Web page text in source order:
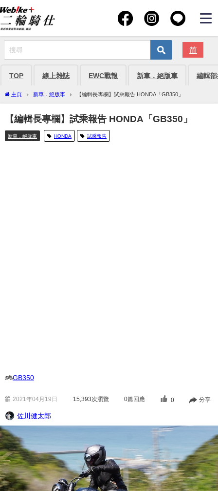
简
TOP 線上雜誌 EWC戰報 新車．絕版車 編輯
主頁 新車．絕版車 【編輯長專欄】試乘報告 HONDA「GB350」
【編輯長專欄】試乘報告 HONDA「GB350」
新車．絕版車 HONDA 試乘報告
GB350
2021年04月19日 15,393次瀏覽 0篇回應 0 分享
佐川健太郎